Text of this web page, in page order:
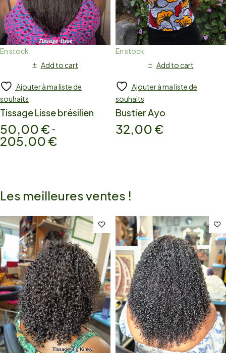
En stock
Add to cart
Ajouter à ma liste de
souhaits
Tissage Lisse brésilien
50,00 € –
205,00 €
En stock
Add to cart
Ajouter à ma liste de
souhaits
Bustier Ayo
32,00 €
Les meilleures ventes !